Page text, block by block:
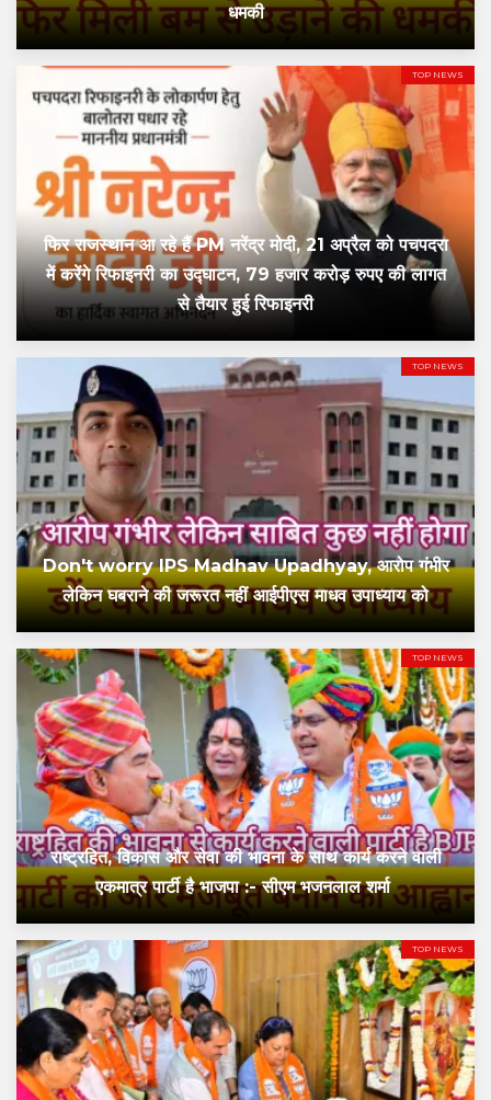
धमकी
TOP NEWS
फिर राजस्थान आ रहे हैं PM नरेंद्र मोदी, 21 अप्रैल को पचपदरा
में करेंगे रिफाइनरी का उद्घाटन, 79 हजार करोड़ रुपए की लागत
से तैयार हुई रिफाइनरी
TOP NEWS
Don't worry IPS Madhav Upadhyay, आरोप गंभीर
लेकिन घबराने की जरूरत नहीं आईपीएस माधव उपाध्याय को
TOP NEWS
राष्ट्रहित, विकास और सेवा की भावना के साथ कार्य करने वाली
एकमात्र पार्टी है भाजपा :- सीएम भजनलाल शर्मा
TOP NEWS